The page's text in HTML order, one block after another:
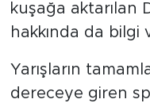
kuşağa aktarılan
hakkında da bilgi
Yarışların
dereceye giren